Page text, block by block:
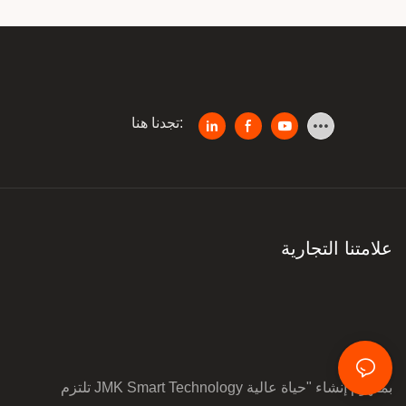
تجدنا هنا:
علامتنا التجارية
تلتزم JMK Smart Technology بمفهوم إنشاء "حياة عالية